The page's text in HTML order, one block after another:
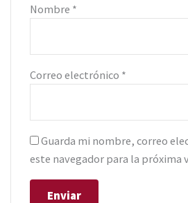
Nombre *
Correo electrónico *
Guarda mi nombre, correo
este navegador para la próxima